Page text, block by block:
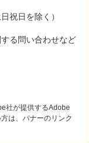
祝日を除く）
る問い合わせなど
社が提供するAdobe
は、バナーのリンク